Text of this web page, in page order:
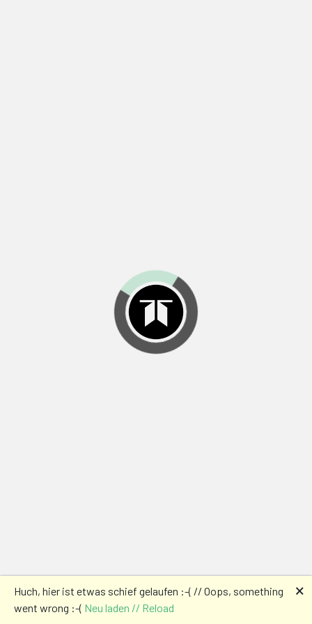
Huch, hier ist etwas schief gelaufen :-( // Oops, something
went wrong :-( Neu laden // Reload
🗙